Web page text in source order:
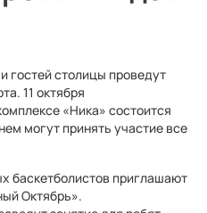
гостей столицы проведут
11 октября
«Ника» состоится
могут принять участие все
баскетболистов приглашают
Октябрь».